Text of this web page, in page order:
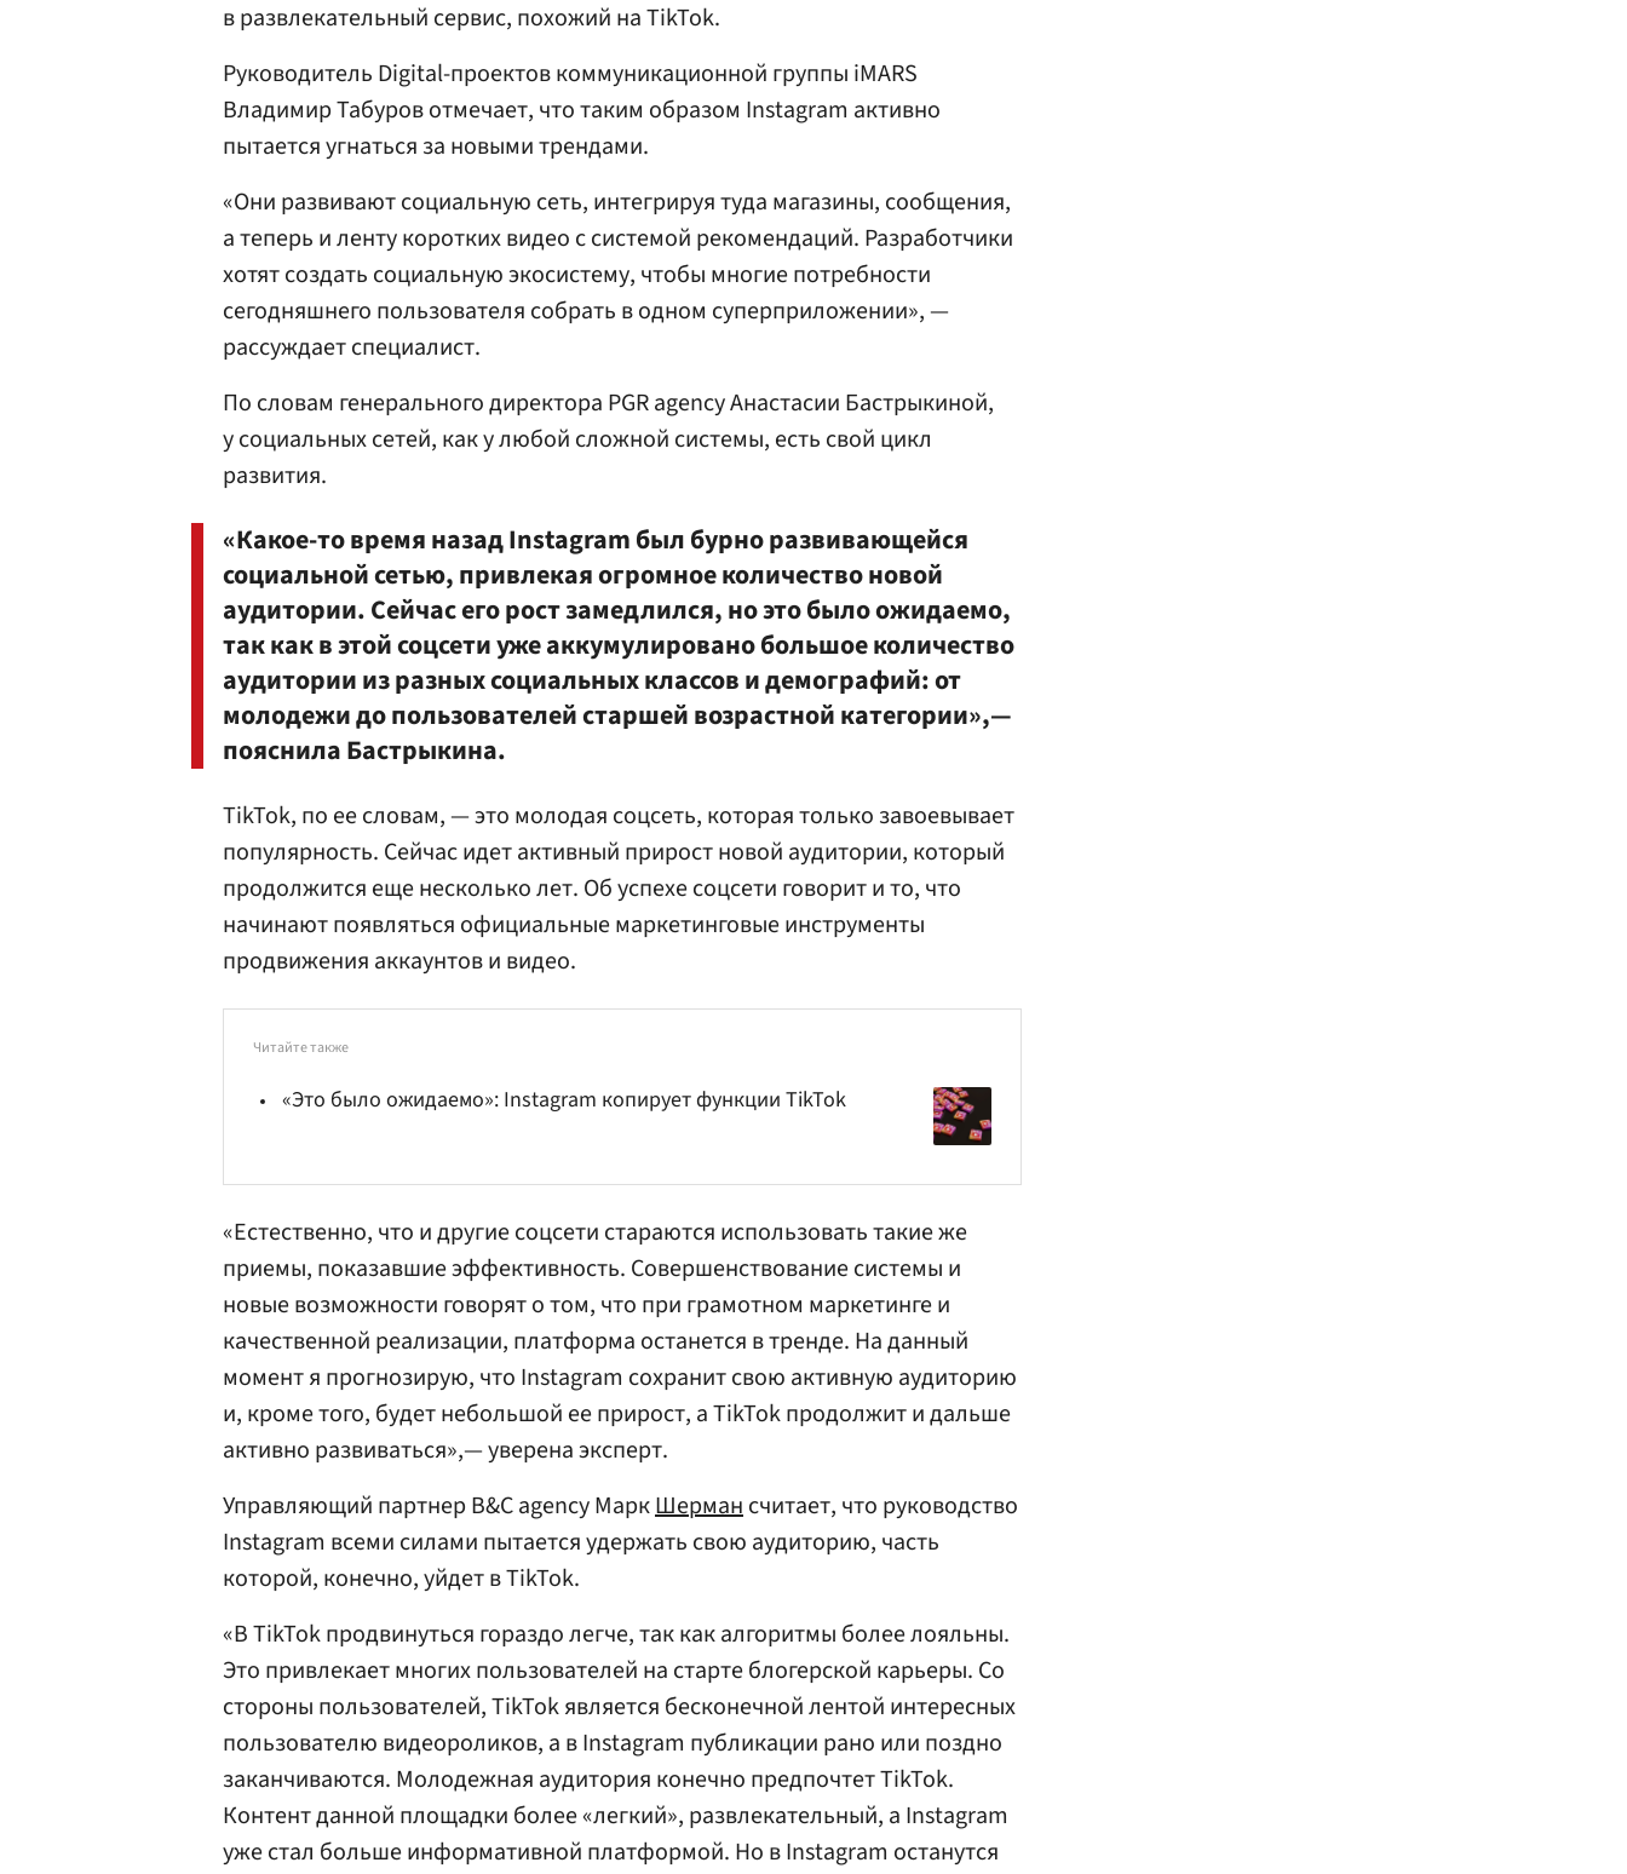
в развлекательный сервис, похожий на TikTok.
Руководитель Digital-проектов коммуникационной группы iMARS
Владимир Табуров отмечает, что таким образом Instagram активно
пытается угнаться за новыми трендами.
«Они развивают социальную сеть, интегрируя туда магазины, сообщения,
а теперь и ленту коротких видео с системой рекомендаций. Разработчики
хотят создать социальную экосистему, чтобы многие потребности
сегодняшнего пользователя собрать в одном суперприложении», —
рассуждает специалист.
По словам генерального директора PGR agency Анастасии Бастрыкиной,
у социальных сетей, как у любой сложной системы, есть свой цикл
развития.
«Какое-то время назад Instagram был бурно развивающейся
социальной сетью, привлекая огромное количество новой
аудитории. Сейчас его рост замедлился, но это было ожидаемо,
так как в этой соцсети уже аккумулировано большое количество
аудитории из разных социальных классов и демографий: от
молодежи до пользователей старшей возрастной категории»,—
пояснила Бастрыкина.
TikTok, по ее словам, — это молодая соцсеть, которая только завоевывает
популярность. Сейчас идет активный прирост новой аудитории, который
продолжится еще несколько лет. Об успехе соцсети говорит и то, что
начинают появляться официальные маркетинговые инструменты
продвижения аккаунтов и видео.
Читайте также
«Это было ожидаемо»: Instagram копирует функции TikTok
«Естественно, что и другие соцсети стараются использовать такие же
приемы, показавшие эффективность. Совершенствование системы и
новые возможности говорят о том, что при грамотном маркетинге и
качественной реализации, платформа останется в тренде. На данный
момент я прогнозирую, что Instagram сохранит свою активную аудиторию
и, кроме того, будет небольшой ее прирост, а TikTok продолжит и дальше
активно развиваться»,— уверена эксперт.
Управляющий партнер B&C agency МаркШермансчитает, что руководство
Instagram всеми силами пытается удержать свою аудиторию, часть
которой, конечно, уйдет в TikTok.
«В TikTok продвинуться гораздо легче, так как алгоритмы более лояльны.
Это привлекает многих пользователей на старте блогерской карьеры. Со
стороны пользователей, TikTok является бесконечной лентой интересных
пользователю видеороликов, а в Instagram публикации рано или поздно
заканчиваются. Молодежная аудитория конечно предпочтет TikTok.
Контент данной площадки более «легкий», развлекательный, а Instagram
уже стал больше информативной платформой. Но в Instagram останутся